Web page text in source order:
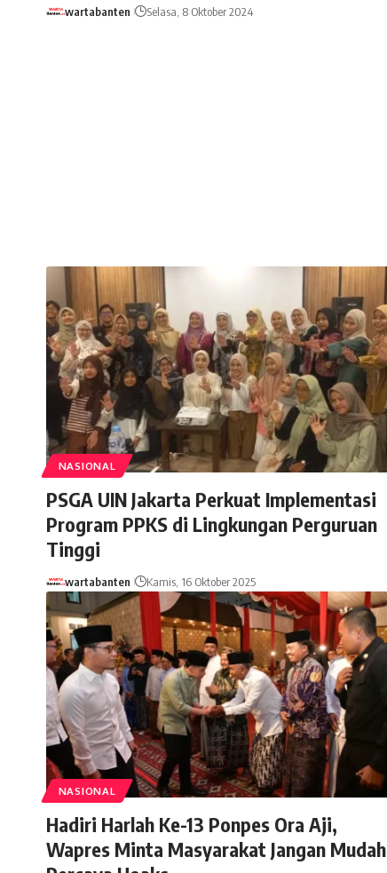
wartabanten Selasa, 8 Oktober 2024
NASIONAL
PSGA UIN Jakarta Perkuat Implementasi
Program PPKS di Lingkungan Perguruan
Tinggi
wartabanten Kamis, 16 Oktober 2025
NASIONAL
Hadiri Harlah Ke-13 Ponpes Ora Aji,
Wapres Minta Masyarakat Jangan Mudah